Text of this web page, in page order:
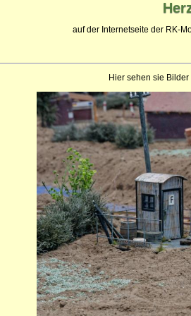
auf der Internetseite der RK-
Hier sehen sie